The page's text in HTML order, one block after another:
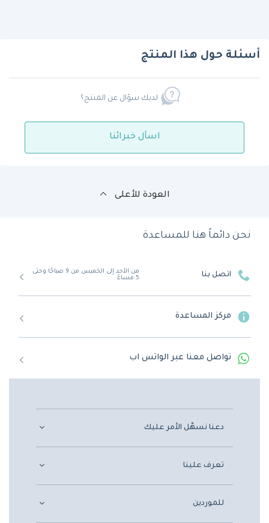
أسئلة حول هذا المنتج
لديك سؤال عن المنتج؟
اسأل خبرائنا
العودة للأعلى
نحن دائماً هنا للمساعدة
اتصل بنا
من الأحد إلى الخميس من 9 صباحًا وحتى
5 مساءً
مركز المساعدة
تواصل معنا عبر الواتس اب
دعنا نسهّل الأمر عليك
تعرف علينا
للموردين